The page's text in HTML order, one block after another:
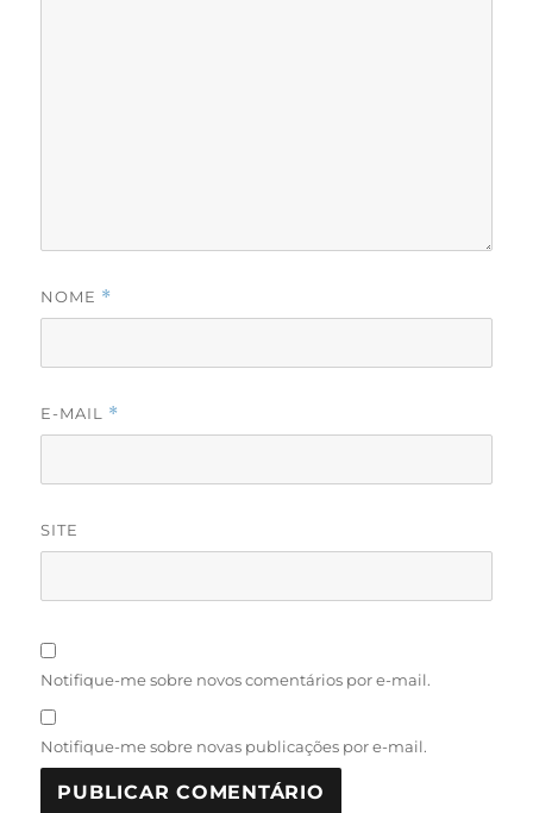
NOME *
E-MAIL *
SITE
Notifique-me sobre novos comentários por e-mail.
Notifique-me sobre novas publicações por e-mail.